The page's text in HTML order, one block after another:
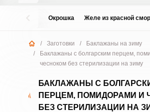
Окрошка Желе из красной
/ Заготовки /
Баклажаны на зиму
/
Баклажаны с болгарским перцем,
чесноком без стерилизации на зиму
БАКЛАЖАНЫ С
ПЕРЦЕМ, ПОМИДОРАМИ И
БЕЗ СТЕРИЛИЗАЦИИ НА